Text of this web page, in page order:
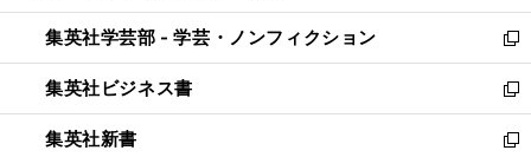
開
く
ウ
で
開
く
ン
ド
ウ
で
開
く
ウ
ィ
ン
ド
ウ
で
集英社学芸部 - 学芸・ノンフィクション
新
し
い
ウ
ィ
集英社ビジネス書
新
し
い
集英社新書
新